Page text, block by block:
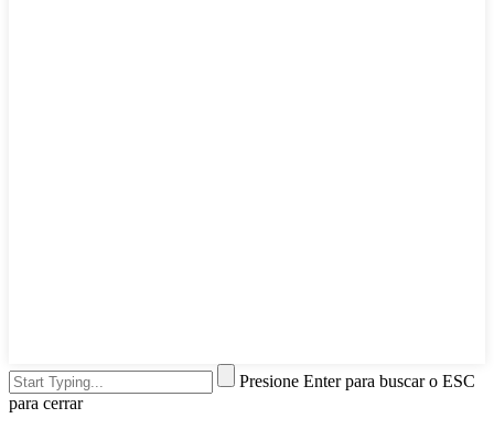
Presione Enter para buscar o ESC
para cerrar